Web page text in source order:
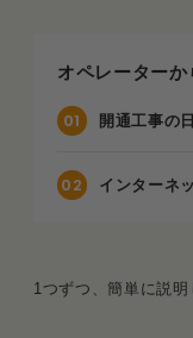
オペレーターか
開通工事の
インターネ
1つずつ、簡単に説明